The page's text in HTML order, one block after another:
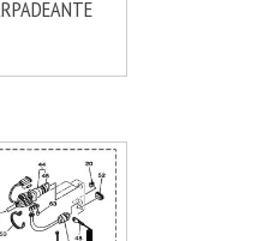
MÁS INFO